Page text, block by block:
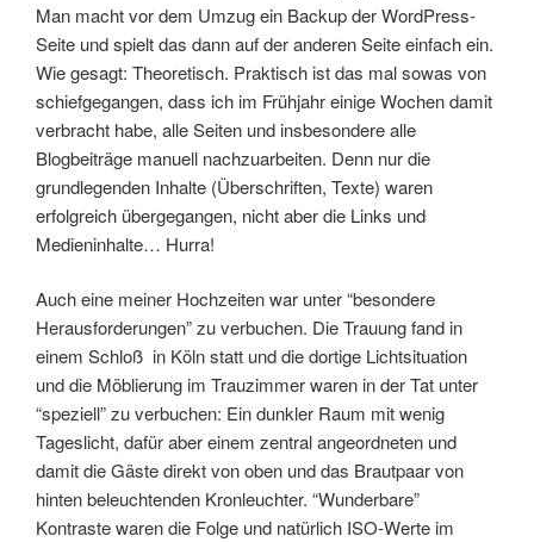
Man macht vor dem Umzug ein Backup der WordPress-
Seite und spielt das dann auf der anderen Seite einfach ein.
Wie gesagt: Theoretisch. Praktisch ist das mal sowas von
schiefgegangen, dass ich im Frühjahr einige Wochen damit
verbracht habe, alle Seiten und insbesondere alle
Blogbeiträge manuell nachzuarbeiten. Denn nur die
grundlegenden Inhalte (Überschriften, Texte) waren
erfolgreich übergegangen, nicht aber die Links und
Medieninhalte… Hurra!
Auch eine meiner Hochzeiten war unter “besondere
Herausforderungen” zu verbuchen. Die Trauung fand in
einem Schloß in Köln statt und die dortige Lichtsituation
und die Möblierung im Trauzimmer waren in der Tat unter
“speziell” zu verbuchen: Ein dunkler Raum mit wenig
Tageslicht, dafür aber einem zentral angeordneten und
damit die Gäste direkt von oben und das Brautpaar von
hinten beleuchtenden Kronleuchter. “Wunderbare”
Kontraste waren die Folge und natürlich ISO-Werte im